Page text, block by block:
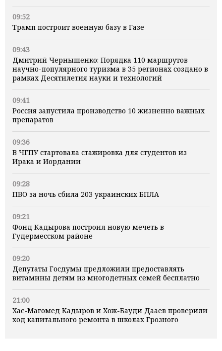
09:52
Трамп построит военную базу в Газе
09:43
Дмитрий Чернышенко: Порядка 110 маршрутов
научно-популярного туризма в 35 регионах создано в
рамках Десятилетия науки и технологий
09:41
Россия запустила производство 10 жизненно важных
препаратов
09:36
В ЧГПУ стартовала стажировка для студентов из
Ирака и Иордании
09:28
ПВО за ночь сбила 203 украинских БПЛА
09:21
Фонд Кадырова построил новую мечеть в
Гудермесском районе
09:20
Депутаты Госдумы предложили предоставлять
витамины детям из многодетных семей бесплатно
21:00
Хас-Магомед Кадыров и Хож-Бауди Дааев проверили
ход капитального ремонта в школах Грозного